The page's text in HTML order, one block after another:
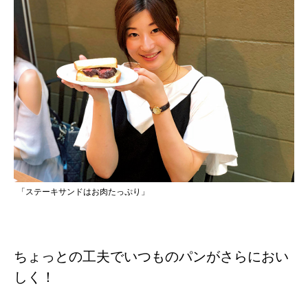
「ステーキサンドはお肉たっぷり」
ちょっとの工夫でいつものパンがさらにおい
しく！